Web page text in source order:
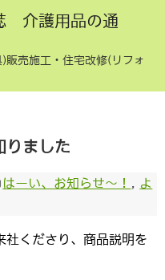
介護用品の通
販売施工・住宅改修(リフォ
りました
はーい、お知らせ〜！
よ
社くださり、商品説明を